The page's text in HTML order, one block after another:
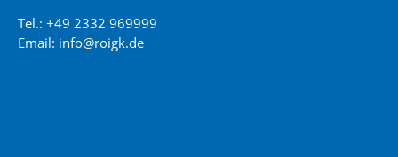
Tel.: +49 2332 969999
Email: info@roigk.de